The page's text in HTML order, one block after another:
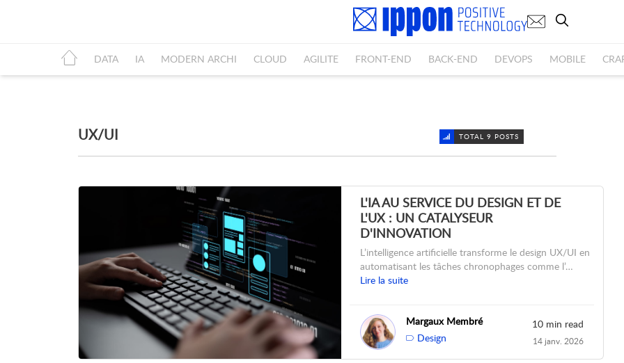
DATA IA MODERN ARCHI CLOUD AGILITE FRONT-END BACK-END DEVOPS MOBILE
UX/UI TOTAL 9 POSTS
L'IA AU SERVICE DU DESIGN ET DE
L'UX : UN CATALYSEUR
D'INNOVATION
L’intelligence artificielle transforme le design UX/UI en
automatisant les tâches chronophages comme l’…
Lire la suite
Margaux Membré
Design
10 min read
14 janv. 2026